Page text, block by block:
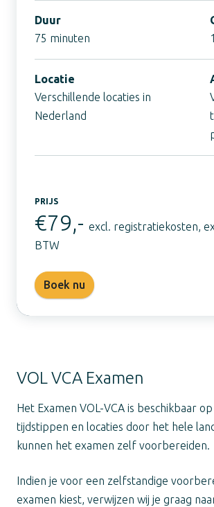
Duur
75 minuten
Locatie
Verschillende locaties in
Nederland
PRIJS
€79,- excl. registratiekosten,
BTW
Boek nu
VOL VCA Examen
Het Examen VOL-VCA is beschikbaar
tijdstippen en locaties door het hele
kunnen het examen zelf voorbereiden.
Indien je voor een zelfstandige
examen kiest, verwijzen wij je graag